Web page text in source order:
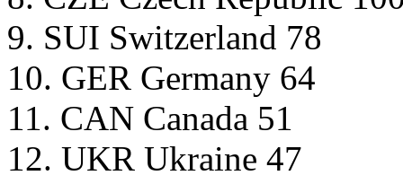
9. SUI Switzerland 78
10. GER Germany 64
11. CAN Canada 51
12. UKR Ukraine 47